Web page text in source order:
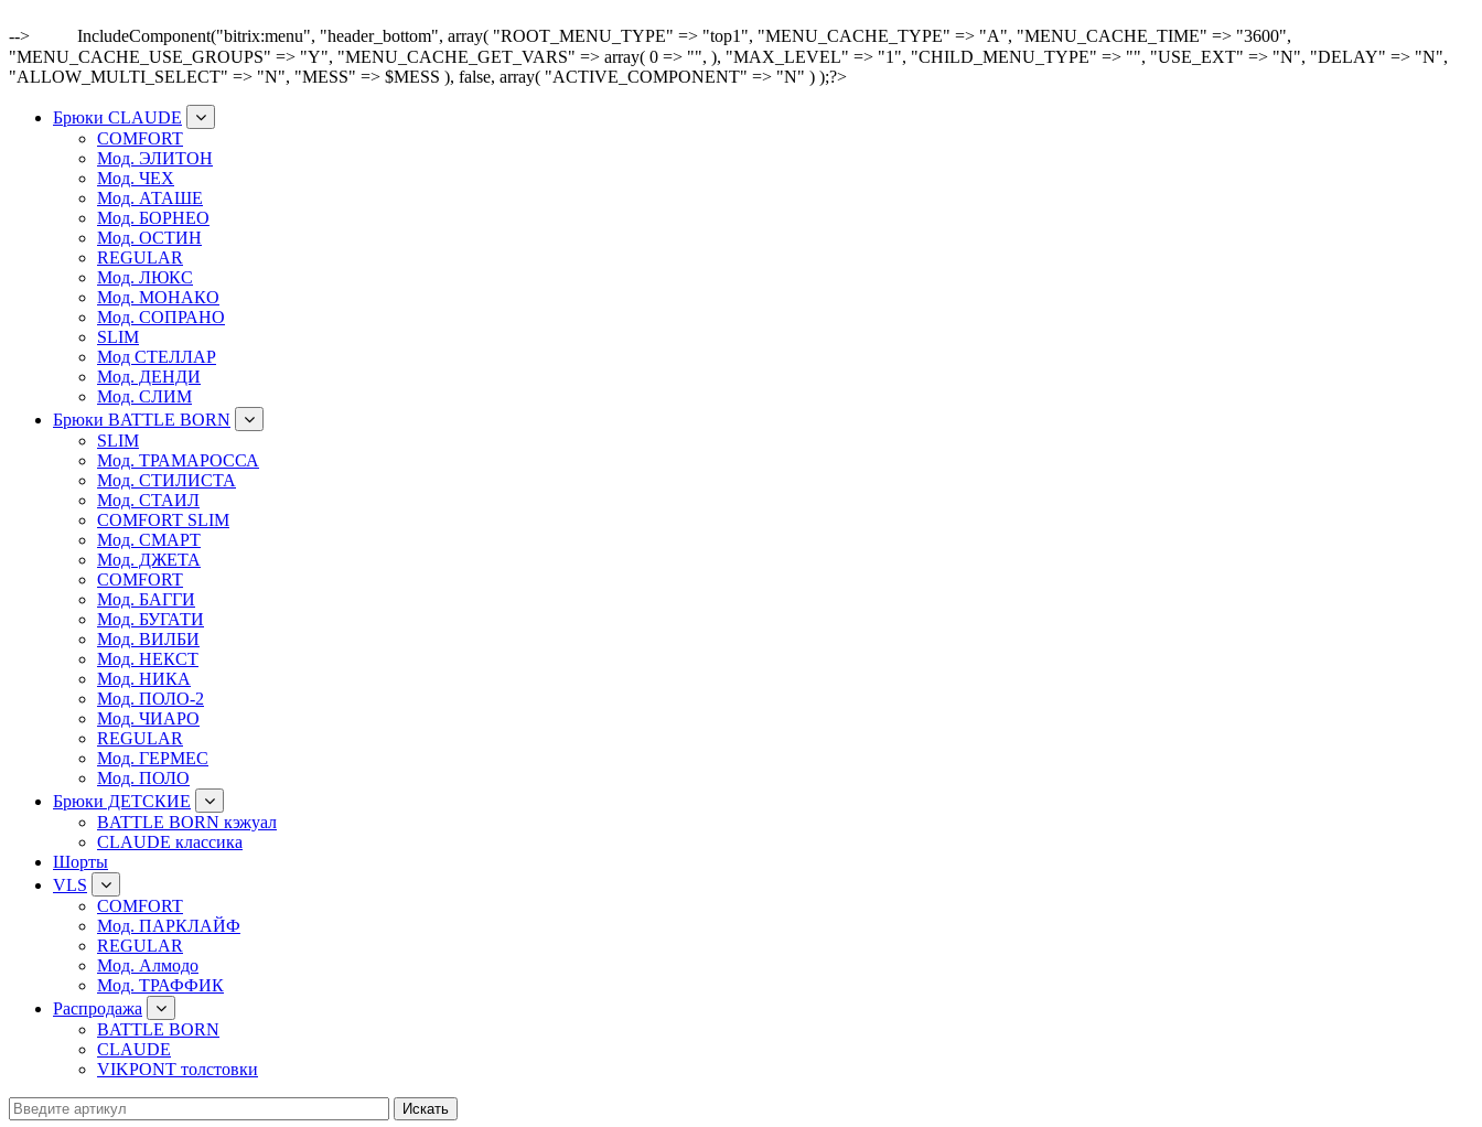
-->
IncludeComponent("bitrix:menu", "header_bottom", array( "ROOT_MENU_TYPE" => "top1", "MENU_CACHE_TYPE" => "A", "MENU_CACHE_TIME" => "3600",
"MENU_CACHE_USE_GROUPS" => "Y", "MENU_CACHE_GET_VARS" => array( 0 => "", ), "MAX_LEVEL" => "1", "CHILD_MENU_TYPE" => "", "USE_EXT" => "N", "DELAY" => "N",
"ALLOW_MULTI_SELECT" => "N", "MESS" => $MESS ), false, array( "ACTIVE_COMPONENT" => "N" ) );?>
Брюки CLAUDE
COMFORT
Мод. ЭЛИТОН
Мод. ЧЕХ
Мод. АТАШЕ
Мод. БОРНЕО
Мод. ОСТИН
REGULAR
Мод. ЛЮКС
Мод. МОНАКО
Мод. СОПРАНО
SLIM
Мод СТЕЛЛАР
Мод. ДЕНДИ
Мод. СЛИМ
Брюки BATTLE BORN
SLIM
Мод. ТРАМАРОССА
Мод. СТИЛИСТА
Мод. СТАИЛ
COMFORT SLIM
Мод. СМАРТ
Мод. ДЖЕТА
COMFORT
Мод. БАГГИ
Мод. БУГАТИ
Мод. ВИЛБИ
Мод. НЕКСТ
Мод. НИКА
Мод. ПОЛО-2
Мод. ЧИАРО
REGULAR
Мод. ГЕРМЕС
Мод. ПОЛО
Брюки ДЕТСКИЕ
BATTLE BORN кэжуал
CLAUDE классика
Шорты
VLS
COMFORT
Мод. ПАРКЛАЙФ
REGULAR
Мод. Алмодо
Мод. ТРАФФИК
Распродажа
BATTLE BORN
CLAUDE
VIKPONT толстовки